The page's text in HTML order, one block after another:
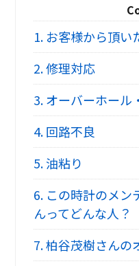
1.お客様から頂い
2.修理対応
3.オーバーホール
4.回路不良
5.油粘り
6.この時計のメン
んってどんな人？
7.柏谷茂樹さんの